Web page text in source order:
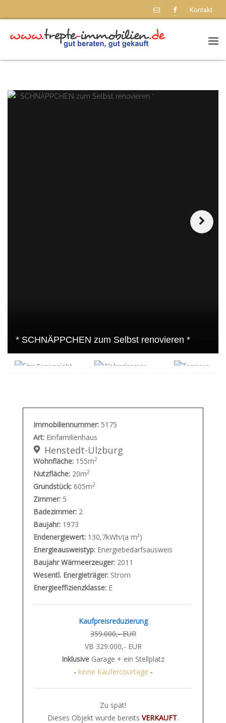
Kontakt
* SCHNÄPPCHEN zum Selbst renovieren *
Immobiliennummer: 5175
Art: Einfamilienhaus
Henstedt-Ulzburg
Wohnfläche: 155m2
Nutzfläche: 20m2
Grundstück: 605m2
Zimmer: 5
Badezimmer: 2
Baujahr: 1973
Endenergiewert: 130,7kWh/(a m²)
Energieausweistyp: Energiebedarfsausweis
Baujahr Wärmeerzeuger: 2011
Wesentl. Energieträger: Strom
Energieeffizienzklasse: E
Kaufpreisreduzierung
359.000,- EUR
VB 329.000,- EUR
Inklusive Garage + ein Stellplatz
- keine Käufercourtage -
Zu spät!
Dieses Objekt wurde bereits VERKAUFT.